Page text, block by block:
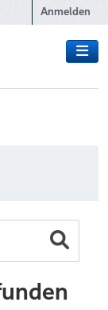
Anmelden